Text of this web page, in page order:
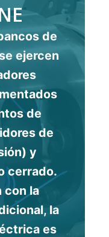
de
ejercen
de
de
y
cerrado.
con la
la
es